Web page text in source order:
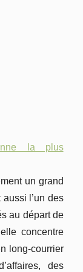
la plus
un grand
l’un des
au départ de
concentre
long-courrier
des